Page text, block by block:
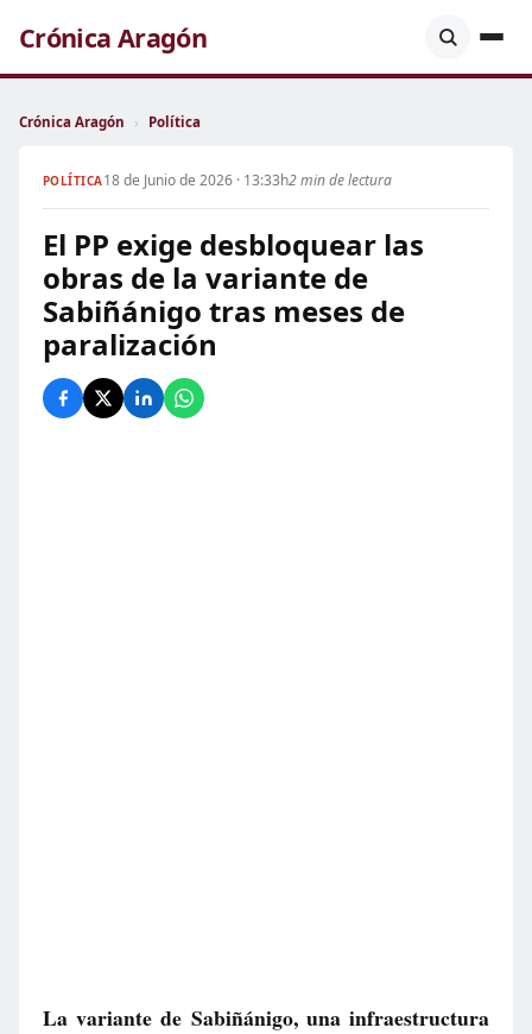
Crónica Aragón
Crónica Aragón › Política
POLÍTICA18 de Junio de 2026 · 13:33h2 min de lectura
El PP exige desbloquear las
obras de la variante de
Sabiñánigo tras meses de
paralización
La variante de Sabiñánigo, una infraestructura